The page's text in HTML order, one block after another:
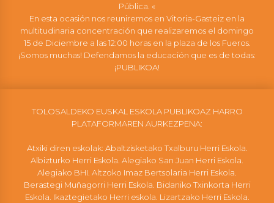
Pública. «
En esta ocasión nos reuniremos en Vitoria-Gasteiz en la
multitudinaria concentración que realizaremos el domingo
15 de Diciembre a las 12:00 horas en la plaza de los Fueros.
¡Somos muchas! Defendamos la educación que es de todas:
¡PUBLIKOA!
TOLOSALDEKO EUSKAL ESKOLA PUBLIKOAZ HARRO
PLATAFORMAREN AURKEZPENA:
Atxiki diren eskolak: Abaltzisketako Txalburu Herri Eskola.
Albizturko Herri Eskola. Alegiako San Juan Herri Eskola.
Alegiako BHI. Altzoko Imaz Bertsolaria Herri Eskola.
Berastegi Muñagorri Herri Eskola. Bidaniko Txinkorta Herri
Eskola. Ikaztegietako Herri eskola. Lizartzako Herri Eskola.